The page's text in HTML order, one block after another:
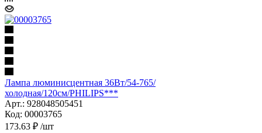
Лампа люминисцентная 36Вт/54-765/
холодная/120см/PHILIPS***
Арт.: 928048505451
Код: 00003765
173.63 ₽ /шт